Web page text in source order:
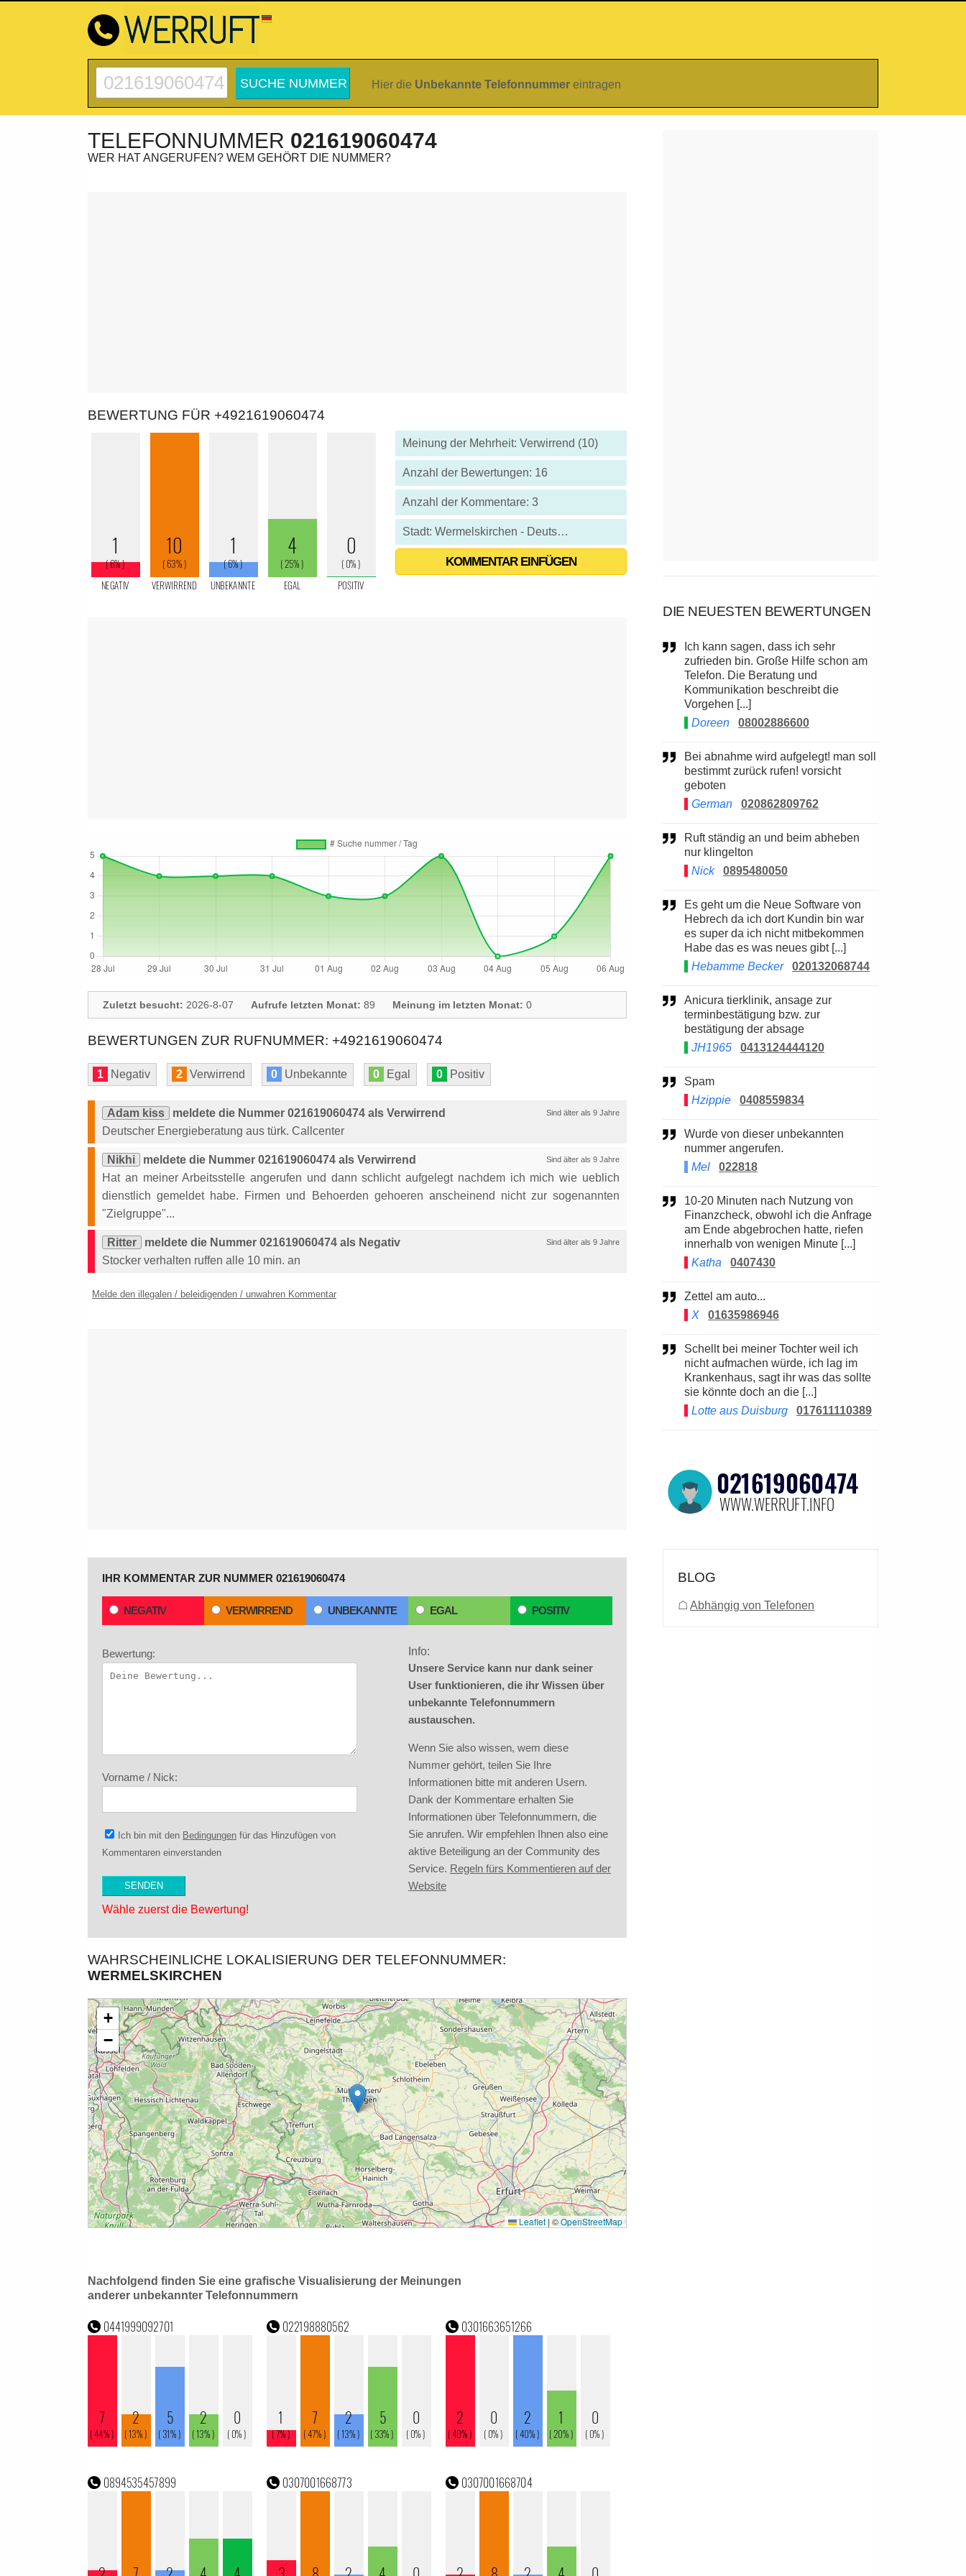
Hier die Unbekannte Telefonnummer eintragen
TELEFONNUMMER 021619060474
WER HAT ANGERUFEN? WEM GEHÖRT DIE NUMMER?
BEWERTUNG FÜR +4921619060474
Meinung der Mehrheit: Verwirrend (10)
Anzahl der Bewertungen: 16
Anzahl der Kommentare: 3
Stadt: Wermelskirchen - Deutschland
KOMMENTAR EINFÜGEN
Zuletzt besucht: 2026-8-07 Aufrufe letzten Monat: 89 Meinung im letzten Monat: 0
BEWERTUNGEN ZUR RUFNUMMER: +4921619060474
1 Negativ 2 Verwirrend 0 Unbekannte 0 Egal 0 Positiv
Sind älter als 9 Jahre
Adam kiss
meldete die Nummer 021619060474 als Verwirrend
Deutscher Energieberatung aus türk. Callcenter
Sind älter als 9 Jahre
Nikhi
meldete die Nummer 021619060474 als Verwirrend
Hat an meiner Arbeitsstelle angerufen und dann schlicht aufgelegt nachdem ich mich wie ueblich
dienstlich gemeldet habe. Firmen und Behoerden gehoeren anscheinend nicht zur sogenannten
"Zielgruppe"...
Sind älter als 9 Jahre
Ritter
meldete die Nummer 021619060474 als Negativ
Stocker verhalten ruffen alle 10 min. an
Melde den illegalen / beleidigenden / unwahren Kommentar
IHR KOMMENTAR ZUR NUMMER 021619060474
NEGATIV VERWIRREND UNBEKANNTE EGAL POSITIV
Bewertung:
Vorname / Nick:
Ich bin mit den Bedingungen für das Hinzufügen von
Kommentaren einverstanden
Wähle zuerst die Bewertung!
Info:
Unsere Service kann nur dank seiner
User funktionieren, die ihr Wissen über
unbekannte Telefonnummern
austauschen.
Wenn Sie also wissen, wem diese
Nummer gehört, teilen Sie Ihre
Informationen bitte mit anderen Usern.
Dank der Kommentare erhalten Sie
Informationen über Telefonnummern, die
Sie anrufen. Wir empfehlen Ihnen also eine
aktive Beteiligung an der Community des
Service. Regeln fürs Kommentieren auf der
Website
WAHRSCHEINLICHE LOKALISIERUNG DER TELEFONNUMMER:
WERMELSKIRCHEN
Nachfolgend finden Sie eine grafische Visualisierung der Meinungen
anderer unbekannter Telefonnummern
DIE NEUESTEN BEWERTUNGEN
zufrieden bin. Große Hilfe schon am
Telefon. Die Beratung und
Kommunikation beschreibt die
Vorgehen [...]
Doreen
08002886600
Bei abnahme wird aufgelegt! man soll
bestimmt zurück rufen! vorsicht
geboten
German
020862809762
Ruft ständig an und beim abheben
nur klingelton
Nick
0895480050
Es geht um die Neue Software von
Hebrech da ich dort Kundin bin war
es super da ich nicht mitbekommen
Habe das es was neues gibt [...]
Hebamme Becker
020132068744
Anicura tierklinik, ansage zur
terminbestätigung bzw. zur
bestätigung der absage
JH1965
0413124444120
Spam
Hzippie
0408559834
Wurde von dieser unbekannten
nummer angerufen.
Mel
022818
10-20 Minuten nach Nutzung von
Finanzcheck, obwohl ich die Anfrage
am Ende abgebrochen hatte, riefen
innerhalb von wenigen Minute [...]
Katha
0407430
Zettel am auto...
X
01635986946
Schellt bei meiner Tochter weil ich
nicht aufmachen würde, ich lag im
Krankenhaus, sagt ihr was das sollte
sie könnte doch an die [...]
Lotte aus Duisburg
017611110389
BLOG
☖ Abhängig von Telefonen